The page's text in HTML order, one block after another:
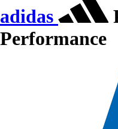
adidas
Performance